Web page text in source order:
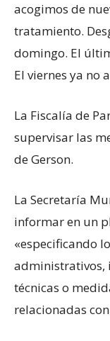
acogimos de
tratamiento.
domingo. El
El viernes ya no
La Fiscalía de
supervisar las
de Gerson.
La Secretaría
informar en un
«especificando
administrativos,
técnicas o
relacionadas